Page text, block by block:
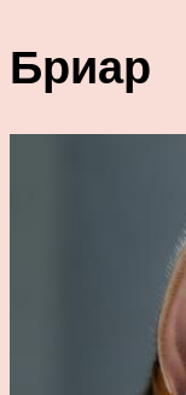
Бриар